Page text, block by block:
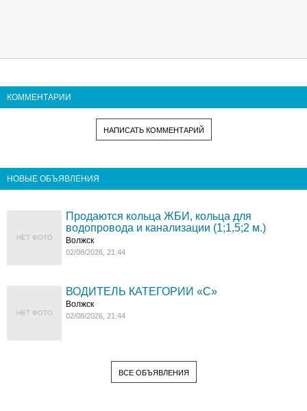
КОММЕНТАРИИ
НАПИСАТЬ КОММЕНТАРИЙ
НОВЫЕ ОБЪЯВЛЕНИЯ
НЕТ ФОТО
Продаются кольца ЖБИ, кольца для
водопровода и канализации (1;1,5;2 м.)
Волжск
02/08/2026, 21:44
НЕТ ФОТО
ВОДИТЕЛЬ КАТЕГОРИИ «C»
Волжск
02/08/2026, 21:44
ВСЕ ОБЪЯВЛЕНИЯ